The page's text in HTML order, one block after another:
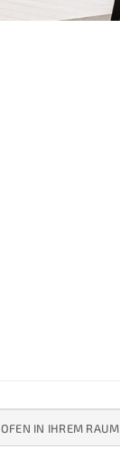
OFEN IN IHREM